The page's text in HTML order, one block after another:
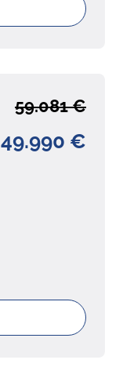
49.990 €
59.081 €